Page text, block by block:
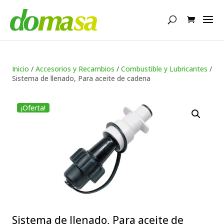
productos
Inicio / Accesorios y Recambios / Combustible y Lubricantes /
Sistema de llenado, Para aceite de cadena
¡Oferta!
Sistema de llenado, Para aceite de